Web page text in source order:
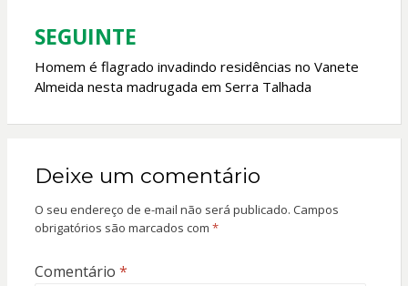
SEGUINTE
Homem é flagrado invadindo residências no Vanete
Almeida nesta madrugada em Serra Talhada
Deixe um comentário
O seu endereço de e-mail não será publicado. Campos
obrigatórios são marcados com *
Comentário *